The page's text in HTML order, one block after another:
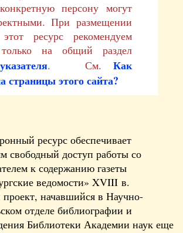
персону могут
При размещении
ресурс рекомендуем
на общий раздел
. См.Как
страницы этого сайта?
ресурс обеспечивает
свободный доступ работы со
к содержанию газеты
ведомости» XVIII в.
начавшийся в Научно-
отделе библиографии и
Библиотеки Академии наук еще